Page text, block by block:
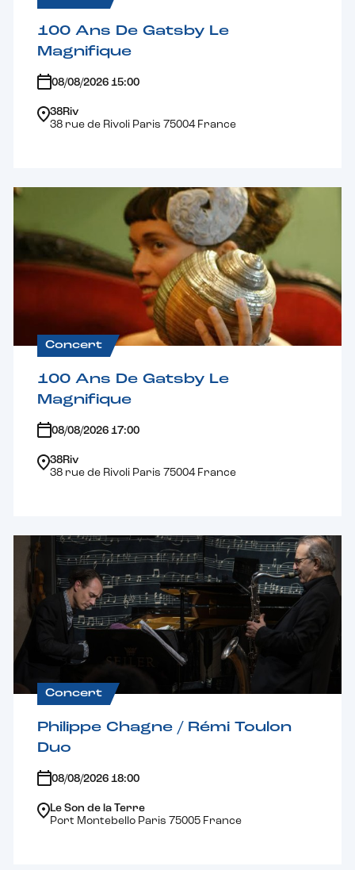
100 Ans De Gatsby Le
Magnifique
08/08/2026 15:00
38Riv
38 rue de Rivoli Paris 75004 France
Concert
100 Ans De Gatsby Le
Magnifique
08/08/2026 17:00
38Riv
38 rue de Rivoli Paris 75004 France
Concert
Philippe Chagne / Rémi Toulon
Duo
08/08/2026 18:00
Le Son de la Terre
Port Montebello Paris 75005 France